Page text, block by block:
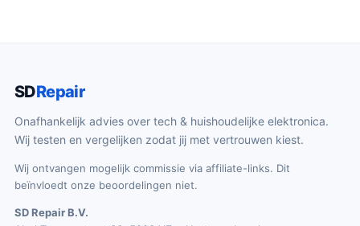
SDRepair
Onafhankelijk advies over tech & huishoudelijke elektronica.
Wij testen en vergelijken zodat jij met vertrouwen kiest.
Wij ontvangen mogelijk commissie via affiliate-links. Dit
beïnvloedt onze beoordelingen niet.
SD Repair B.V.